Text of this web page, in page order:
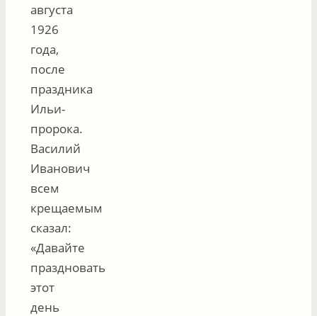
августа
1926
года,
после
праздника
Ильи-
пророка.
Василий
Иванович
всем
крещаемым
сказал:
«Давайте
праздновать
этот
день